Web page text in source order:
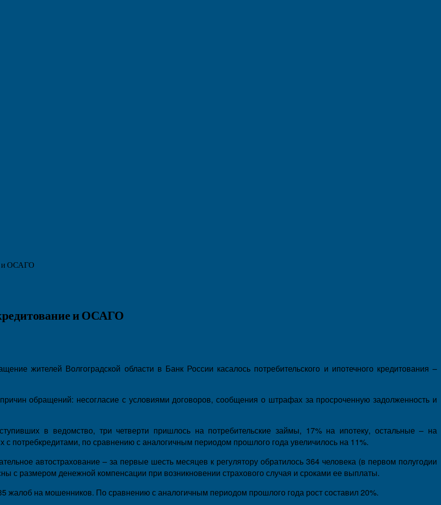
и ОСАГО
и ОСАГО
жителей Волгоградской области в Банк России касалось потребительского и ипотечного кредитования –
обращений: несогласие с условиями договоров, сообщения о штрафах за просроченную задолженность и
в ведомство, три четверти пришлось на потребительские займы, 17% на ипотеку, остальные – на
потребкредитами, по сравнению с аналогичным периодом прошлого года увеличилось на 11%.
автострахование – за первые шесть месяцев к регулятору обратилось 364 человека (в первом полугодии
с размером денежной компенсации при возникновении страхового случая и сроками ее выплаты.
жалоб на мошенников. По сравнению с аналогичным периодом прошлого года рост составил 20%.